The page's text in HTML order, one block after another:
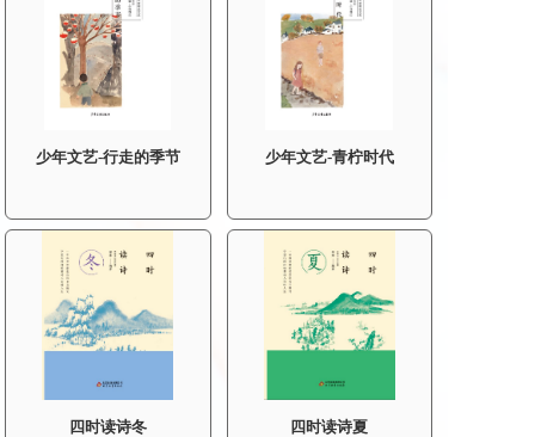
少年文艺-行走的季节 少年文艺-青柠时代
四时读诗冬 四时读诗夏